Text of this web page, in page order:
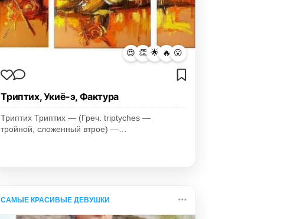
😍 👏 🌟 🔥 😮
Триптих, Укиё-э, Фактура
Триптих Триптих — (Греч. triptyches —
тройной, сложенный втрое) —…
САМЫЕ КРАСИВЫЕ ДЕВУШКИ